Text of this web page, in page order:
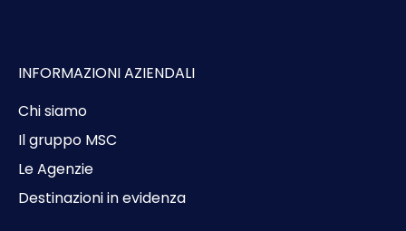
INFORMAZIONI AZIENDALI
Chi siamo
Il gruppo MSC
Le Agenzie
Destinazioni in evidenza